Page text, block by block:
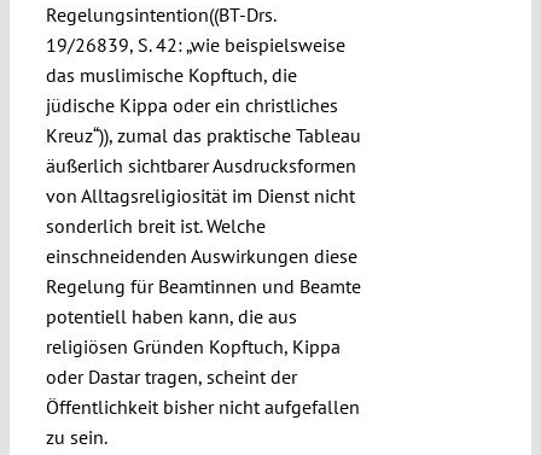
Regelungsintention((BT-Drs.
19/26839, S. 42: „wie beispielsweise
das muslimische Kopftuch, die
jüdische Kippa oder ein christliches
Kreuz“)), zumal das praktische Tableau
äußerlich sichtbarer Ausdrucksformen
von Alltagsreligiosität im Dienst nicht
sonderlich breit ist. Welche
einschneidenden Auswirkungen diese
Regelung für Beamtinnen und Beamte
potentiell haben kann, die aus
religiösen Gründen Kopftuch, Kippa
oder Dastar tragen, scheint der
Öffentlichkeit bisher nicht aufgefallen
zu sein.